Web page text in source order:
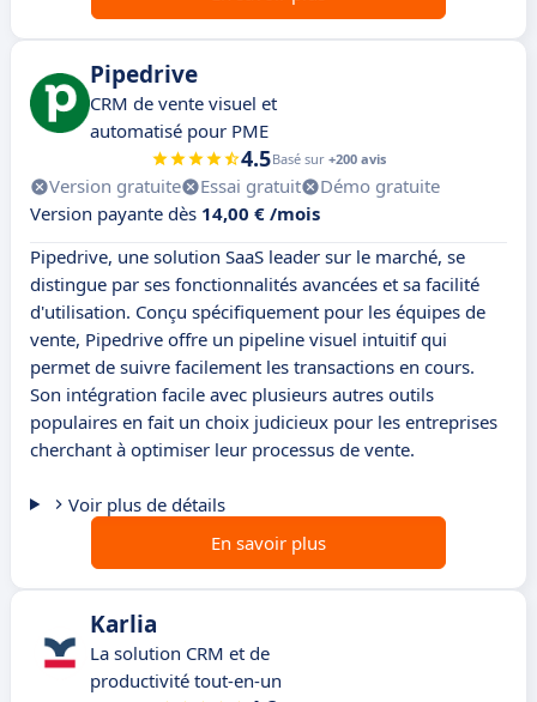
Pipedrive
CRM de vente visuel et
automatisé pour PME
4.5Basé sur +200 avis
Version gratuite Essai gratuit
Démo gratuite
Version payante dès 14,00 € /mois
Pipedrive, une solution SaaS leader sur le marché, se
distingue par ses fonctionnalités avancées et sa facilité
d'utilisation. Conçu spécifiquement pour les équipes de
vente, Pipedrive offre un pipeline visuel intuitif qui
permet de suivre facilement les transactions en cours.
Son intégration facile avec plusieurs autres outils
populaires en fait un choix judicieux pour les entreprises
cherchant à optimiser leur processus de vente.
Voir plus de détails
En savoir plus
Karlia
La solution CRM et de
productivité tout-en-un